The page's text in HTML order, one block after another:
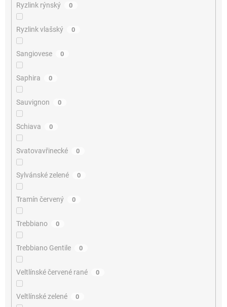
Ryzlink rýnský 0
Ryzlink vlašský 0
Sangiovese 0
Saphira 0
Sauvignon 0
Schiava 0
Svatovavřinecké 0
Sylvánské zelené 0
Tramín červený 0
Trebbiano 0
Trebbiano Gentile 0
Veltlínské červené rané 0
Veltlínské zelené 0